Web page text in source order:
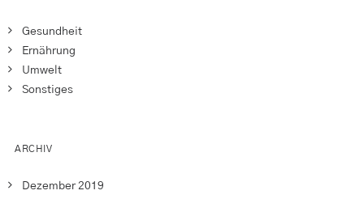
Gesundheit
Ernährung
Umwelt
Sonstiges
ARCHIV
Dezember 2019